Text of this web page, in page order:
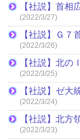
【社説】首
(2022/3/27)
【社説】Ｇ
(2022/3/26)
【社説】北
(2022/3/25)
【社説】ゼ
(2022/3/24)
【社説】北
(2022/3/23)